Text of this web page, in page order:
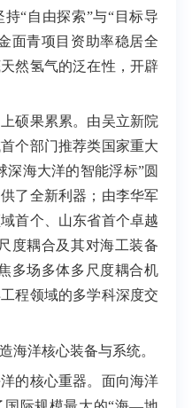
“自由探索”与“目标导
面青项目资助率稳居全
然氢气的泛在性，开辟
果累累。由吴立新院
个部门推荐类国家重大
深海大洋的智能浮标”圆
了全新利器；由李华军
首个、山东省首个卓越
度耦合及其对海工装备
多场多体多尺度耦合机
程领域的多学科深度交
洋核心装备与系统。
核心重器。面向海洋